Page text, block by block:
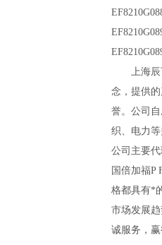
上海
念，提供
誉。公司
织、电力
公司主要
国倍加福P
格都具有*
市场发展
诚服务，赢